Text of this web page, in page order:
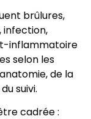
brûlures,
infection,
inflammatoire
selon les
de la
suivi.
cadrée :